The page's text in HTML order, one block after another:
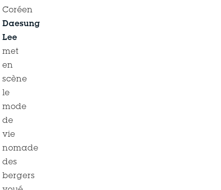
Coréen
Daesung
Lee
met
en
scène
le
mode
de
vie
nomade
des
bergers